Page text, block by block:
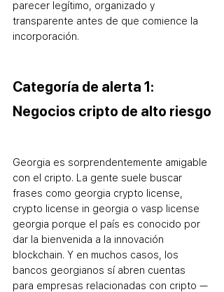
parecer legítimo, organizado y
transparente antes de que comience la
incorporación.
Categoría de alerta 1:
Negocios cripto de alto riesgo
Georgia es sorprendentemente amigable
con el cripto. La gente suele buscar
frases como georgia crypto license,
crypto license in georgia o vasp license
georgia porque el país es conocido por
dar la bienvenida a la innovación
blockchain. Y en muchos casos, los
bancos georgianos sí abren cuentas
para empresas relacionadas con cripto —